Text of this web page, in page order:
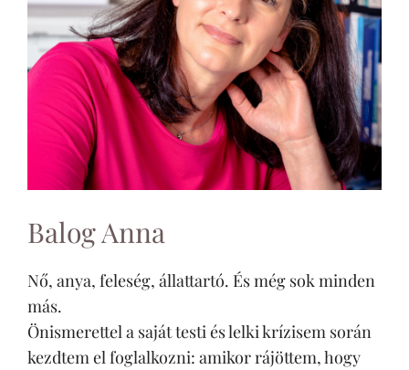
Balog Anna
Nő, anya, feleség, állattartó. És még sok minden
más.
Önismerettel a saját testi és lelki krízisem során
kezdtem el foglalkozni: amikor rájöttem, hogy